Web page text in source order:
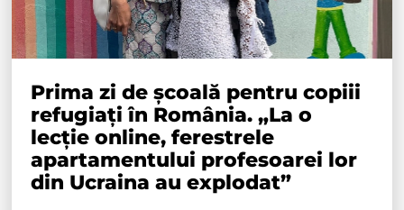
Prima zi de școală pentru copiii
refugiați în România. „La o
lecție online, ferestrele
apartamentului profesoarei lor
din Ucraina au explodat”